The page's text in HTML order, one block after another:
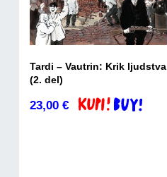
Tardi – Vautrin: Krik ljudstva
(2. del)
23,00 € Dodaj v košarico